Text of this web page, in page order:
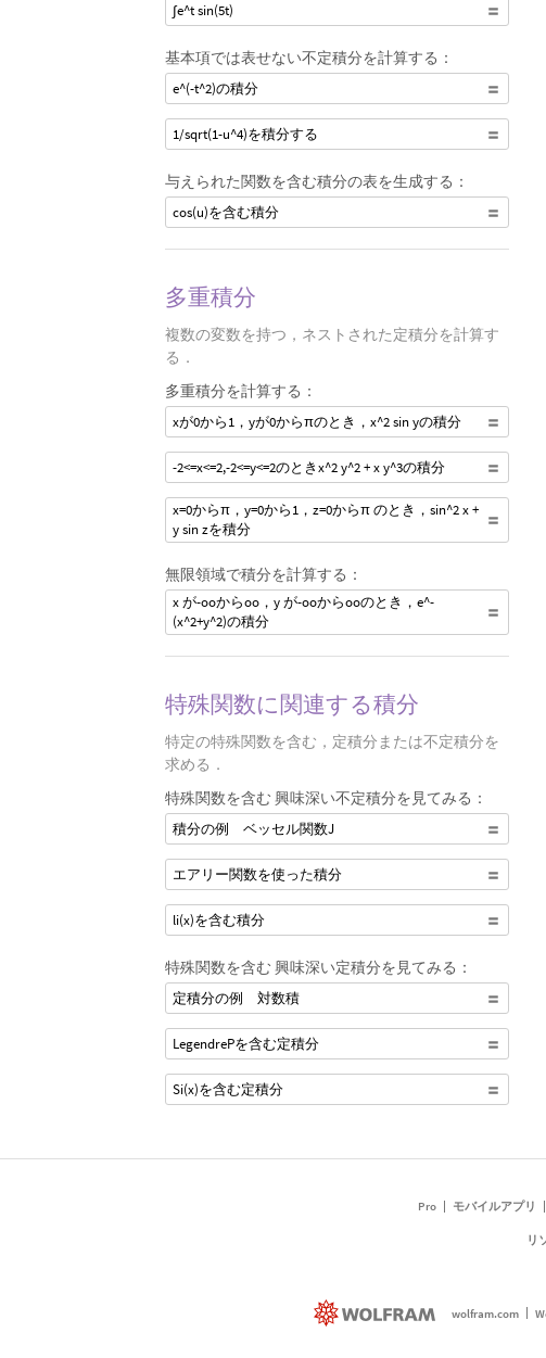
∫e^t sin(5t)
基本項では表せない不定積分を計算する：
e^(-t^2)の積分
1/sqrt(1-u^4)を積分する
与えられた関数を含む積分の表を生成する：
cos(u)を含む積分
多重積分
複数の変数を持つ，ネストされた定積分を計算す
る．
多重積分を計算する：
xが0から1，yが0からπのとき，x^2 sin yの積分
-2<=x<=2,-2<=y<=2のときx^2 y^2 + x y^3の積分
x=0からπ，y=0から1，z=0からπ のとき，sin^2 x +
y sin zを積分
無限領域で積分を計算する：
x が-ooからoo，y が-ooからooのとき，e^-
(x^2+y^2)の積分
特殊関数に関連する積分
特定の特殊関数を含む，定積分または不定積分を
求める．
特殊関数を含む 興味深い不定積分を見てみる：
積分の例 ベッセル関数J
エアリー関数を使った積分
li(x)を含む積分
特殊関数を含む 興味深い定積分を見てみる：
定積分の例 対数積
LegendrePを含む定積分
Si(x)を含む定積分
Pro モバイルアプリ
リ
wolfram.com